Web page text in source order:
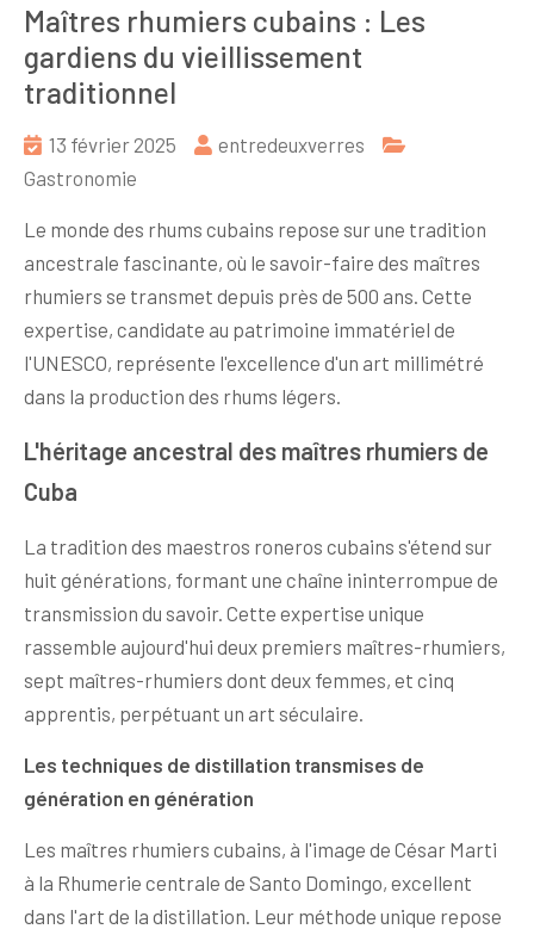
Maîtres rhumiers cubains : Les
gardiens du vieillissement
traditionnel
13 février 2025
entredeuxverres
Gastronomie
Le monde des rhums cubains repose sur une tradition
ancestrale fascinante, où le savoir-faire des maîtres
rhumiers se transmet depuis près de 500 ans. Cette
expertise, candidate au patrimoine immatériel de
l'UNESCO, représente l'excellence d'un art millimétré
dans la production des rhums légers.
L'héritage ancestral des maîtres rhumiers de
Cuba
La tradition des maestros roneros cubains s'étend sur
huit générations, formant une chaîne ininterrompue de
transmission du savoir. Cette expertise unique
rassemble aujourd'hui deux premiers maîtres-rhumiers,
sept maîtres-rhumiers dont deux femmes, et cinq
apprentis, perpétuant un art séculaire.
Les techniques de distillation transmises de
génération en génération
Les maîtres rhumiers cubains, à l'image de César Marti
à la Rhumerie centrale de Santo Domingo, excellent
dans l'art de la distillation. Leur méthode unique repose